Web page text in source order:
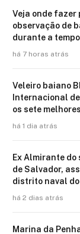
Veja onde fazer
observação de
durante a
há 7 horas atrás
Veleiro baiano
Internacional
os sete
há 1 dia atrás
Ex Almirante
de Salvador,
distrito naval
há 2 dias atrás
Marina da